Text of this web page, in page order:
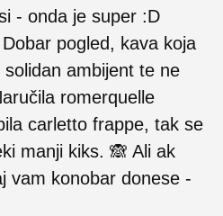
- onda je super :D
pogled, kava koja
ambijent te ne
romerquelle
carletto frappe, tak se
manji kiks. 🙈 Ali ak
vam konobar donese -